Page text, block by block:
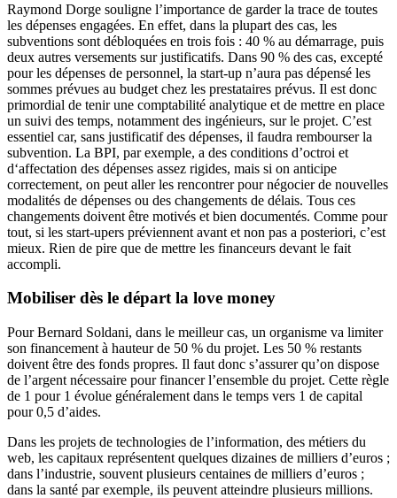
Raymond Dorge souligne l’importance de garder la trace de toutes
les dépenses engagées. En effet, dans la plupart des cas, les
subventions sont débloquées en trois fois : 40 % au démarrage, puis
deux autres versements sur justificatifs. Dans 90 % des cas, excepté
pour les dépenses de personnel, la start-up n’aura pas dépensé les
sommes prévues au budget chez les prestataires prévus. Il est donc
primordial de tenir une comptabilité analytique et de mettre en place
un suivi des temps, notamment des ingénieurs, sur le projet. C’est
essentiel car, sans justificatif des dépenses, il faudra rembourser la
subvention. La BPI, par exemple, a des conditions d’octroi et
d‘affectation des dépenses assez rigides, mais si on anticipe
correctement, on peut aller les rencontrer pour négocier de nouvelles
modalités de dépenses ou des changements de délais. Tous ces
changements doivent être motivés et bien documentés. Comme pour
tout, si les start-upers préviennent avant et non pas a posteriori, c’est
mieux. Rien de pire que de mettre les financeurs devant le fait
accompli.
Mobiliser dès le départ la love money
Pour Bernard Soldani, dans le meilleur cas, un organisme va limiter
son financement à hauteur de 50 % du projet. Les 50 % restants
doivent être des fonds propres. Il faut donc s’assurer qu’on dispose
de l’argent nécessaire pour financer l’ensemble du projet. Cette règle
de 1 pour 1 évolue généralement dans le temps vers 1 de capital
pour 0,5 d’aides.
Dans les projets de technologies de l’information, des métiers du
web, les capitaux représentent quelques dizaines de milliers d’euros ;
dans l’industrie, souvent plusieurs centaines de milliers d’euros ;
dans la santé par exemple, ils peuvent atteindre plusieurs millions.